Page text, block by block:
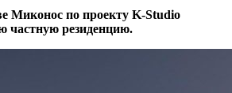
Миконос по проекту K-Studio
частную резиденцию.